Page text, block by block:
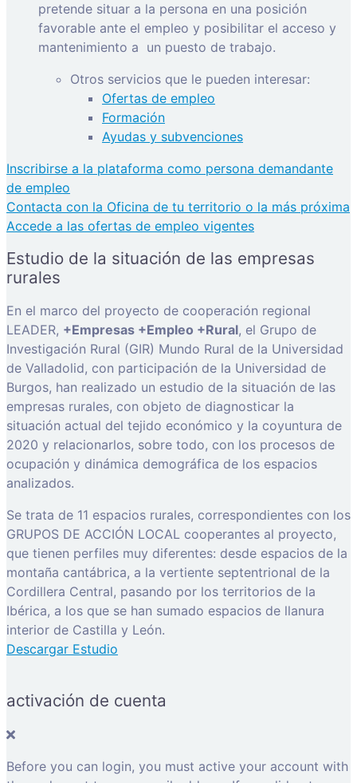
pretende situar a la persona en una posición
favorable ante el empleo y posibilitar el acceso y
mantenimiento a un puesto de trabajo.
Otros servicios que le pueden interesar:
Ofertas de empleo
Formación
Ayudas y subvenciones
Inscribirse a la plataforma como persona demandante
de empleo
Contacta con la Oficina de tu territorio o la más próxima
Accede a las ofertas de empleo vigentes
Estudio de la situación de las empresas
rurales
En el marco del proyecto de cooperación regional
LEADER, +Empresas +Empleo +Rural, el Grupo de
Investigación Rural (GIR) Mundo Rural de la Universidad
de Valladolid, con participación de la Universidad de
Burgos, han realizado un estudio de la situación de las
empresas rurales, con objeto de diagnosticar la
situación actual del tejido económico y la coyuntura de
2020 y relacionarlos, sobre todo, con los procesos de
ocupación y dinámica demográfica de los espacios
analizados.
Se trata de 11 espacios rurales, correspondientes con los
GRUPOS DE ACCIÓN LOCAL cooperantes al proyecto,
que tienen perfiles muy diferentes: desde espacios de la
montaña cantábrica, a la vertiente septentrional de la
Cordillera Central, pasando por los territorios de la
Ibérica, a los que se han sumado espacios de llanura
interior de Castilla y León.
Descargar Estudio
activación de cuenta
Before you can login, you must active your account with